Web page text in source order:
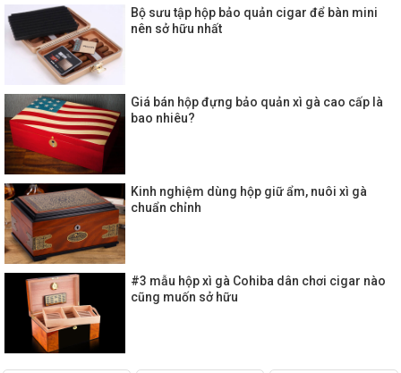
Bộ sưu tập hộp bảo quản cigar để bàn mini
nên sở hữu nhất
Giá bán hộp đựng bảo quản xì gà cao cấp là
bao nhiêu?
Kinh nghiệm dùng hộp giữ ẩm, nuôi xì gà
chuẩn chỉnh
#3 mẫu hộp xì gà Cohiba dân chơi cigar nào
cũng muốn sở hữu